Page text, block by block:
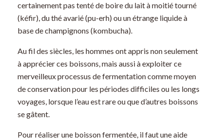
certainement pas tenté de boire du lait à moitié tourné
(kéfir), du thé avarié (pu-erh) ou un étrange liquide à
base de champignons (kombucha).
Au fil des siècles, les hommes ont appris non seulement
à apprécier ces boissons, mais aussi à exploiter ce
merveilleux processus de fermentation comme moyen
de conservation pour les périodes difficiles ou les longs
voyages, lorsque l’eau est rare ou que d’autres boissons
se gâtent.
Pour réaliser une boisson fermentée, il faut une aide